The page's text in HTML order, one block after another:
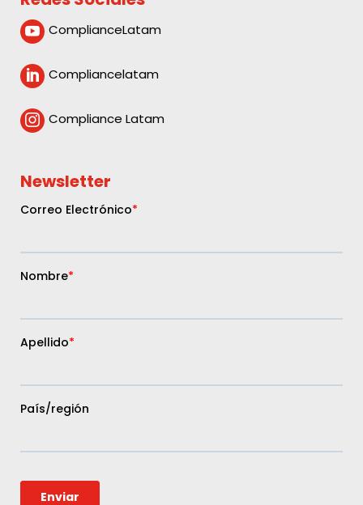
 ComplianceLatam
 Compliancelatam
 Compliance Latam
Newsletter